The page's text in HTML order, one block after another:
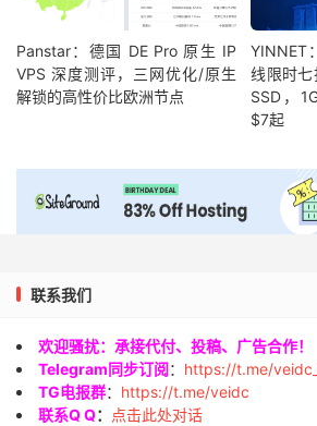
Panstar：德国 DE Pro 原生 IP
VPS 深度测评，三网优化/原生
解锁的高性价比欧洲节点
YINNET
线限时七
SSD，
$7起
联系我们
欢迎骚扰：承接代付、投稿、广告合作！
Telegram同步订阅： https://t.me/
TG电报群： https://t.me/veidc
联系Q Q：
点击此处对话